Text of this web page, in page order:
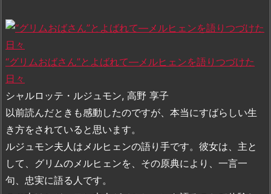
“グリムおばさん”とよばれて―メルヒェンを語りつづけた
日々
シャルロッテ・ルジュモン, 高野 享子
以前読んだときも感動したのですが、本当にすばらしい生
き方をされていると思います。
ルジュモン夫人はメルヒェンの語り手です。彼女は、主と
して、グリムのメルヒェンを、その原典により、一言一
句、忠実に語る人です。